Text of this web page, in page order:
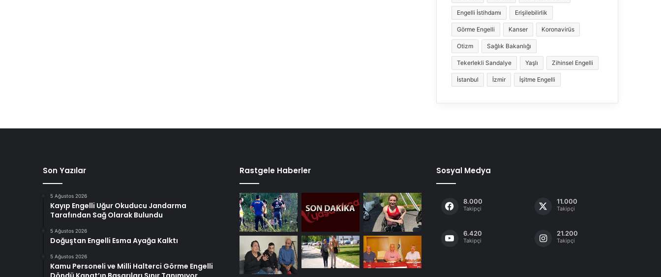
Engelli İstihdamı Erişilebilirlik
Görme Engelli Kanser Koronavirüs
Otizm Sağlık Bakanlığı
Tekerlekli Sandalye Yaşlı Zihinsel Engelli
İstanbul İzmir İşitme Engelli
Son Yazılar
5 Ağustos 2026
Kayıp Engelli Uğur Okuducu Jandarma
Tarafından Sağ Olarak Bulundu
5 Ağustos 2026
Doğuştan Engelli Esma Ayağa Kalktı
5 Ağustos 2026
Kamu Personeli ve Milli Halterci Görme Engelli
Rastgele Haberler Sosyal Medya
8.000
Takipçi
11.000
Takipçi
6.420
Takipçi
21.200
Takipçi